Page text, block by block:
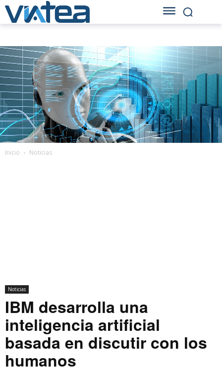
Inicio Noticias
Noticias
IBM desarrolla una
inteligencia artificial
basada en discutir con los
humanos